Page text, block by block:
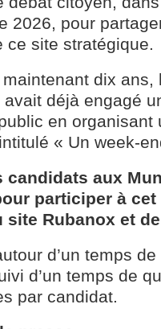
2026, pour
ce site stratégique.
dix ans,
avait déjà engagé
en organisant
« Un week-
aux
participer à
Rubanox et
d’un temps
d’un temps de
par candidat.